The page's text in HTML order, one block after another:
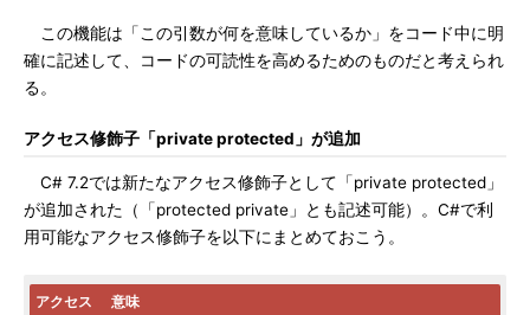
この機能は「この引数が何を意味しているか」をコード中に明
確に記述して、コードの可読性を高めるためのものだと考えられ
る。
アクセス修飾子「private protected」が追加
C# 7.2では新たなアクセス修飾子として「private protected」
が追加された（「protected private」とも記述可能）。C#で利
用可能なアクセス修飾子を以下にまとめておこう。
アクセス
意味